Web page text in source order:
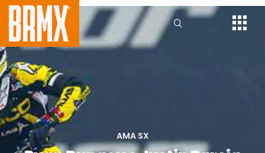
AMA SX